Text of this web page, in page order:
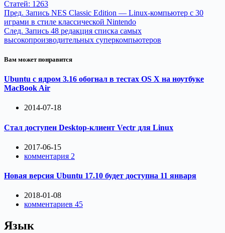
Статей: 1263
Пред. Запись NES Classic Edition — Linux-компьютер с 30
играми в стиле классической Nintendo
След. Запись 48 редакция списка самых
высокопроизводительных суперкомпьютеров
Вам может понравится
Ubuntu с ядром 3.16 обогнал в тестах OS X на ноутбуке
MacBook Air
2014-07-18
Стал доступен Desktop-клиент Vectr для Linux
2017-06-15
комментария 2
Новая версия Ubuntu 17.10 будет доступна 11 января
2018-01-08
комментариев 45
Язык